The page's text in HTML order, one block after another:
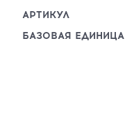
АРТИКУЛ
БАЗОВАЯ ЕДИНИЦА